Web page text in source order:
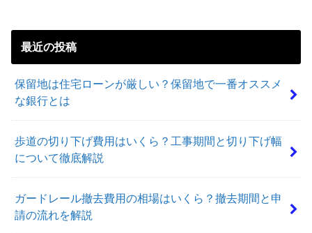
最近の投稿
保留地は住宅ローンが厳しい？保留地で一番オススメ
な銀行とは
歩道の切り下げ費用はいくら？工事期間と切り下げ幅
について徹底解説
ガードレール撤去費用の相場はいくら？撤去期間と申
請の流れを解説